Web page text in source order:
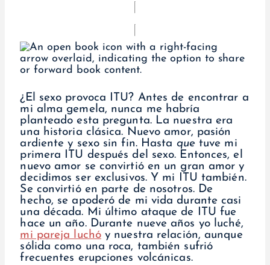
¿El sexo provoca ITU? Antes de encontrar a
mi alma gemela, nunca me habría
planteado esta pregunta. La nuestra era
una historia clásica. Nuevo amor, pasión
ardiente y sexo sin fin. Hasta quetuve mi
primera ITU después del sexo. Entonces, el
nuevo amor se convirtió en un gran amor y
decidimos ser exclusivos. Y mi ITU también.
Se convirtió en parte de nosotros. De
hecho, se apoderó de mi vida durante casi
una década. Mi último ataque de ITU fue
hace un año. Durante nueve años yo luché,
mi pareja luchóy nuestra relación, aunque
sólida como una roca, también sufrió
frecuentes erupciones volcánicas.